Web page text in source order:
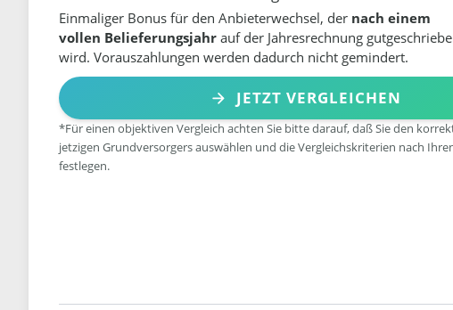
Einmaliger Bonus für den Anbieterwechsel, der nach einem
vollen Belieferungsjahr auf der Jahresrechnung
wird. Vorauszahlungen werden dadurch nicht gemindert.
JETZT VERGLEICHEN
*Für einen objektiven Vergleich achten Sie bitte darauf, daß Sie den
jetzigen Grundversorgers auswählen und die Vergleichskriterien nach
festlegen.